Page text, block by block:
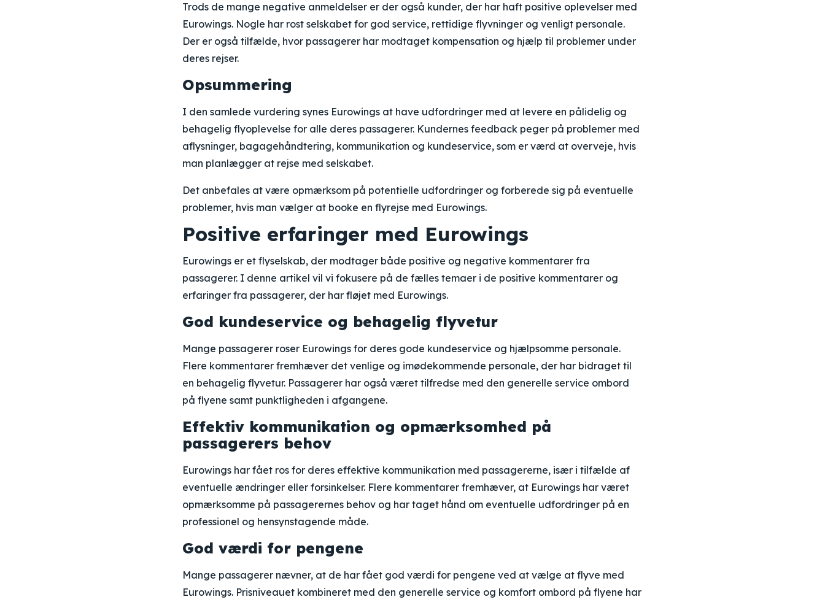
Trods de mange negative anmeldelser er der også kunder, der har haft positive oplevelser med
Eurowings. Nogle har rost selskabet for god service, rettidige flyvninger og venligt personale.
Der er også tilfælde, hvor passagerer har modtaget kompensation og hjælp til problemer under
deres rejser.
Opsummering
I den samlede vurdering synes Eurowings at have udfordringer med at levere en pålidelig og
behagelig flyoplevelse for alle deres passagerer. Kundernes feedback peger på problemer med
aflysninger, bagagehåndtering, kommunikation og kundeservice, som er værd at overveje, hvis
man planlægger at rejse med selskabet.
Det anbefales at være opmærksom på potentielle udfordringer og forberede sig på eventuelle
problemer, hvis man vælger at booke en flyrejse med Eurowings.
Positive erfaringer med Eurowings
Eurowings er et flyselskab, der modtager både positive og negative kommentarer fra
passagerer. I denne artikel vil vi fokusere på de fælles temaer i de positive kommentarer og
erfaringer fra passagerer, der har fløjet med Eurowings.
God kundeservice og behagelig flyvetur
Mange passagerer roser Eurowings for deres gode kundeservice og hjælpsomme personale.
Flere kommentarer fremhæver det venlige og imødekommende personale, der har bidraget til
en behagelig flyvetur. Passagerer har også været tilfredse med den generelle service ombord
på flyene samt punktligheden i afgangene.
Effektiv kommunikation og opmærksomhed på
passagerers behov
Eurowings har fået ros for deres effektive kommunikation med passagererne, især i tilfælde af
eventuelle ændringer eller forsinkelser. Flere kommentarer fremhæver, at Eurowings har været
opmærksomme på passagerernes behov og har taget hånd om eventuelle udfordringer på en
professionel og hensynstagende måde.
God værdi for pengene
Mange passagerer nævner, at de har fået god værdi for pengene ved at vælge at flyve med
Eurowings. Prisniveauet kombineret med den generelle service og komfort ombord på flyene har